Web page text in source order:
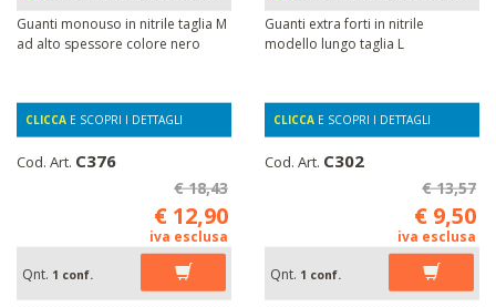
Guanti monouso in nitrile taglia M
ad alto spessore colore nero
CLICCA E SCOPRI I DETTAGLI
Cod. Art. C376
€ 18,43
€ 12,90
iva esclusa
Qnt. 1 conf.
Guanti extra forti in nitrile
modello lungo taglia L
CLICCA E SCOPRI I DETTAGLI
Cod. Art. C302
€ 13,57
€ 9,50
iva esclusa
Qnt. 1 conf.